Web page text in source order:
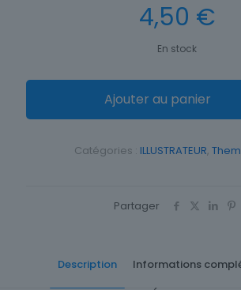
4,50 €
En stock
Ajouter au panier
Catégories : ILLUSTRATEUR,
Partager
Description Informations